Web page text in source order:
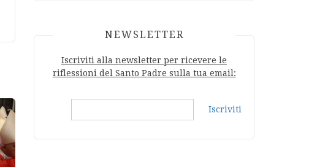
NEWSLETTER
Iscriviti alla newsletter per ricevere le
riflessioni del Santo Padre sulla tua email:
Iscriviti